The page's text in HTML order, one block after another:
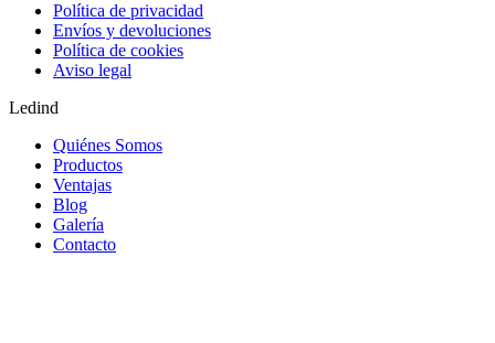
Política de privacidad
Envíos y devoluciones
Política de cookies
Aviso legal
Ledind
Quiénes Somos
Productos
Ventajas
Blog
Galería
Contacto